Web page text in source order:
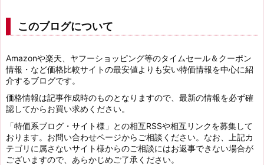
このブログについて
Amazonや楽天、ヤフーショッピング等のタイムセール＆クーポン
情報・など価格比較サイトの最安値よりも安い特価情報を中心に紹
介するブログです。
価格情報は記事作成時のものとなりますので、最新の情報を必ず確
認してからお買い求めください。
「特価系ブログ・サイト様」との相互RSSや相互リンクを募集して
おります。お問い合わせページからご相談ください。なお、上記カ
テゴリに属さないサイト様からのご相談にはお返事できない場合が
ございますので、あらかじめご了承ください。